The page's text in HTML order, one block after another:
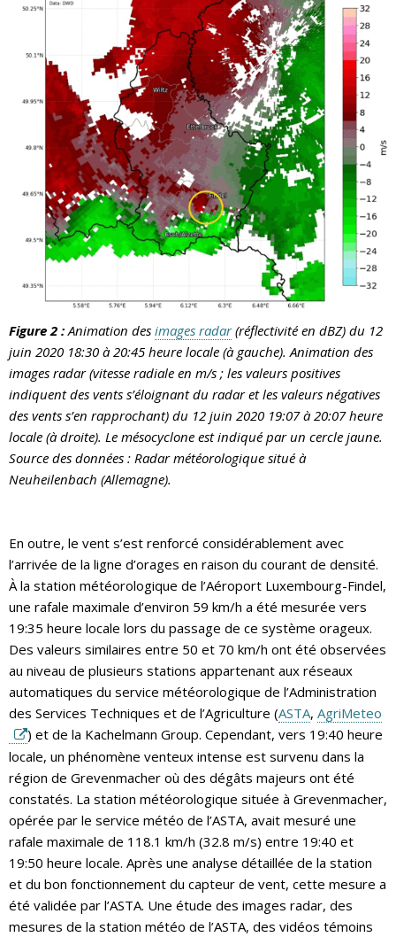
Figure 2 : Animation des images radar(réflectivité en dBZ) du 12
juin 2020 18:30 à 20:45 heure locale (à gauche). Animation des
images radar (vitesse radiale en m/s ; les valeurs positives
indiquent des vents s’éloignant du radar et les valeurs négatives
des vents s’en rapprochant) du 12 juin 2020 19:07 à 20:07 heure
locale (à droite). Le mésocyclone est indiqué par un cercle jaune.
Source des données : Radar météorologique situé à
Neuheilenbach (Allemagne).
En outre, le vent s’est renforcé considérablement avec
l’arrivée de la ligne d’orages en raison du courant de densité.
À la station météorologique de l’Aéroport Luxembourg-Findel,
une rafale maximale d’environ 59 km/h a été mesurée vers
19:35 heure locale lors du passage de ce système orageux.
Des valeurs similaires entre 50 et 70 km/h ont été observées
au niveau de plusieurs stations appartenant aux réseaux
automatiques du service météorologique de l’Administration
des Services Techniques et de l’Agriculture (ASTA, AgriMeteo
) et de la Kachelmann Group. Cependant, vers 19:40 heure
locale, un phénomène venteux intense est survenu dans la
région de Grevenmacher où des dégâts majeurs ont été
constatés. La station météorologique située à Grevenmacher,
opérée par le service météo de l’ASTA, avait mesuré une
rafale maximale de 118.1 km/h (32.8 m/s) entre 19:40 et
19:50 heure locale. Après une analyse détaillée de la station
et du bon fonctionnement du capteur de vent, cette mesure a
été validée par l’ASTA. Une étude des images radar, des
mesures de la station météo de l’ASTA, des vidéos témoins